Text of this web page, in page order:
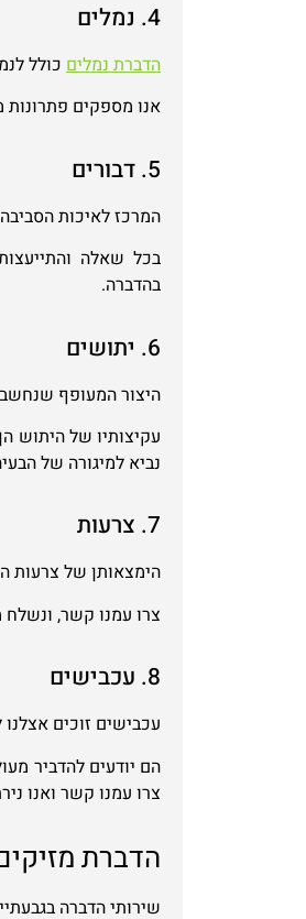
4. נמלים
הדברת נמלים כולל
אנו מספקים
5. דבורים
המרכז לאיכות
בכל שאלה
בהדברה.
6. יתושים
היצור המעופף
עקיצותיו של היתוש
נביא למיגורה של
7. צרעות
הימצאותן של צרעות
צרו עמנו קשר, ונשלח
8. עכבישים
עכבישים זוכים
הם יודעים להדביר
צרו עמנו קשר ואנו
הדברת
שירותי הדברה